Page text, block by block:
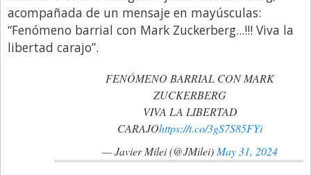
acompañada de un mensaje en mayúsculas:
“Fenómeno barrial con Mark Zuckerberg...!!! Viva la
libertad carajo”.
FENÓMENO BARRIAL CON MARK
ZUCKERBERG
VIVA LA LIBERTAD
CARAJOhttps://t.co/3gS7S85FYi
— Javier Milei (@JMilei) May 31, 2024